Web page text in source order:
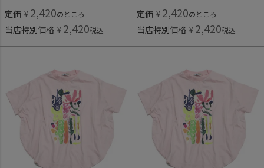
定価 ¥ 2,420のところ
当店特別価格 ¥ 2,420税込
定価 ¥ 2,420のところ
当店特別価格 ¥ 2,420税込